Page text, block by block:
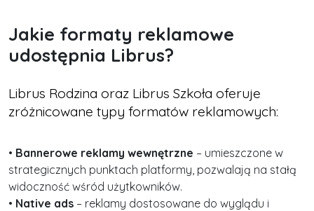
Jakie formaty reklamowe
udostępnia Librus?
Librus Rodzina oraz Librus Szkoła oferuje
zróżnicowane typy formatów reklamowych:
• Bannerowe reklamy wewnętrzne – umieszczone w
strategicznych punktach platformy, pozwalają na stałą
widoczność wśród użytkowników.
• Native ads – reklamy dostosowane do wyglądu i